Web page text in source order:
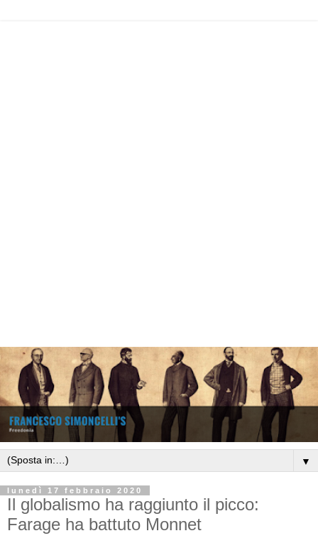
▼
lunedì 17 febbraio 2020
Il globalismo ha raggiunto il picco:
Farage ha battuto Monnet